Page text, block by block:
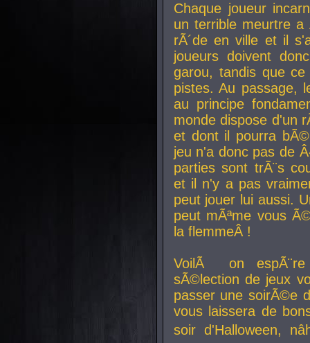
Chaque joueur
un terrible meurtre
rÃ´de en ville et il
joueurs doivent
garou, tandis que
pistes. Au passage,
au principe
monde dispose d'un
et dont il pourra
jeu n'a donc pas de
parties sont trÃ¨s
et il n'y a pas
peut jouer lui aussi.
peut mÃªme vous
la flemmeÂ !
VoilÃ on
sÃ©lection de jeux
passer une soirÃ©e
vous laissera de
soir d'Halloween,